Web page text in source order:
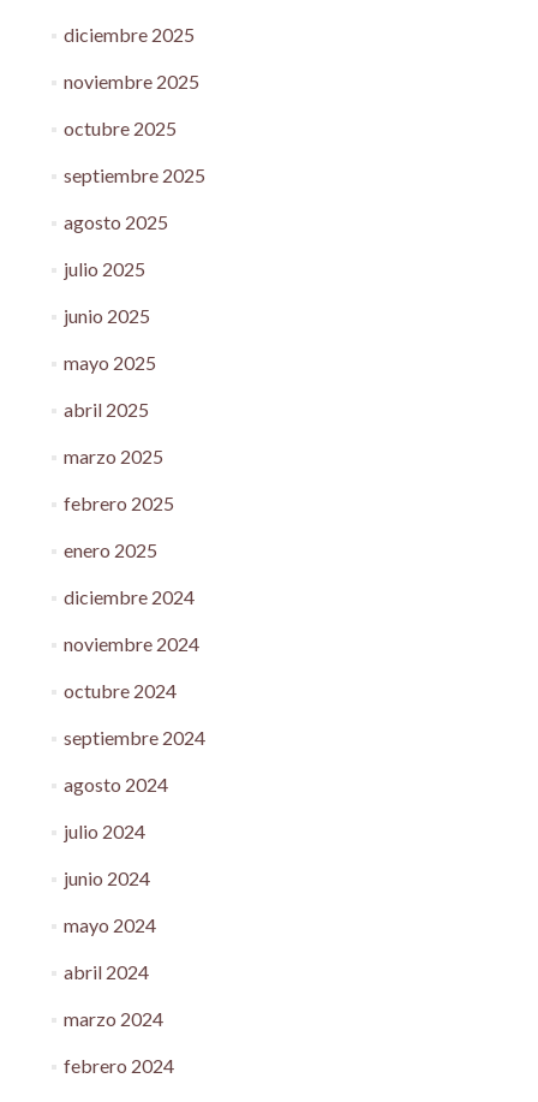
diciembre 2025
noviembre 2025
octubre 2025
septiembre 2025
agosto 2025
julio 2025
junio 2025
mayo 2025
abril 2025
marzo 2025
febrero 2025
enero 2025
diciembre 2024
noviembre 2024
octubre 2024
septiembre 2024
agosto 2024
julio 2024
junio 2024
mayo 2024
abril 2024
marzo 2024
febrero 2024